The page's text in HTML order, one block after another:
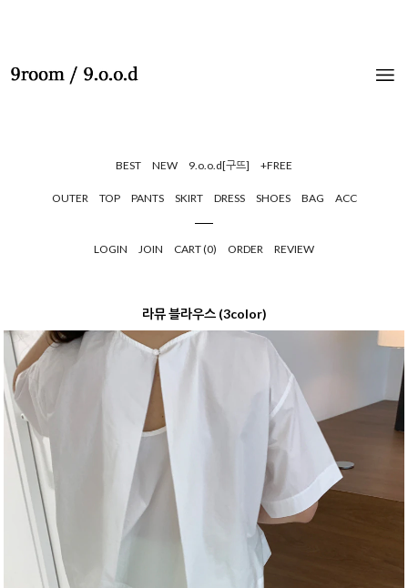
BEST NEW 9.o.o.d[구뜨] +FREE
OUTER TOP PANTS SKIRT DRESS SHOES BAG ACC
LOGIN JOIN CART (0) ORDER REVIEW
라뮤 블라우스 (3color)